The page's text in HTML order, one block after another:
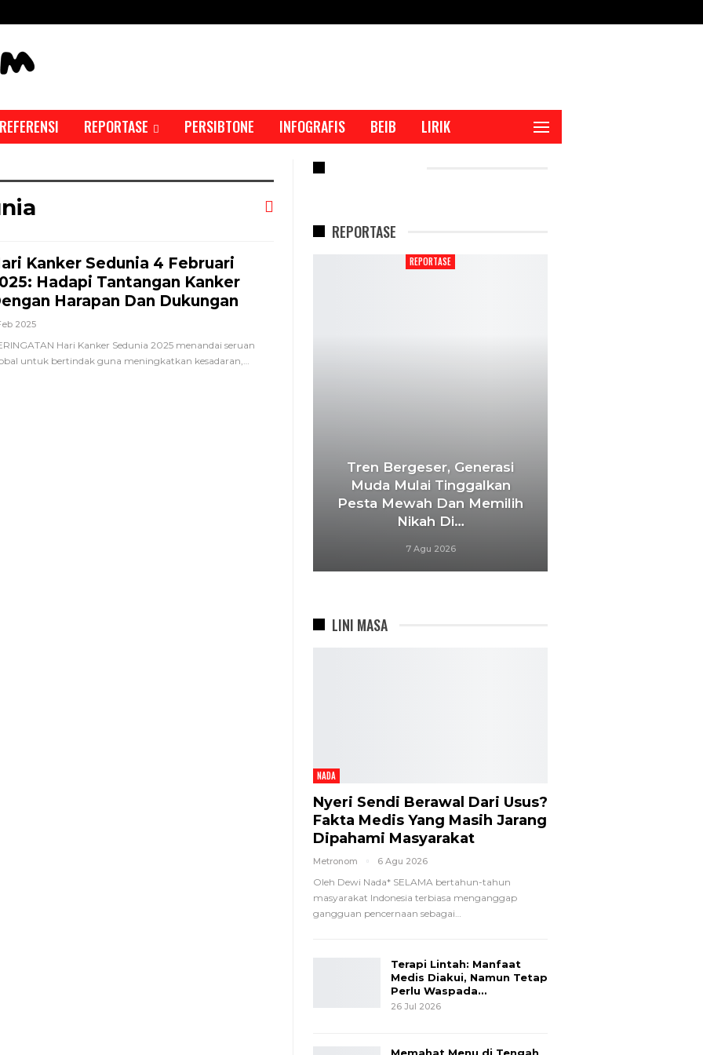
REFERENSI REPORTASE PERSIBTONE INFOGRAFIS BEIB LIRIK
Kanker Sedunia 4 Februari
Hadapi Tantangan Kanker
Harapan Dan Dukungan
2025
Hari Kanker Sedunia 2025 menandai seruan
untuk bertindak guna meningkatkan kesadaran,
REPORTASE
REPORTASE
Tren Bergeser, Generasi
Muda Mulai Tinggalkan
Pesta Mewah Dan Memilih
Nikah Di…
7 Agu 2026
LINI MASA
NADA
Nyeri Sendi Berawal Dari Usus?
Fakta Medis Yang Masih Jarang
Dipahami Masyarakat
Metronom 6 Agu 2026
Oleh Dewi Nada* SELAMA bertahun-tahun
masyarakat Indonesia terbiasa menganggap
gangguan pencernaan sebagai…
Terapi Lintah: Manfaat
Medis Diakui, Namun Tetap
Perlu Waspada…
26 Jul 2026